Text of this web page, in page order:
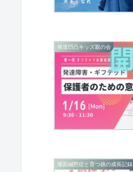
発達凹凸キッズ親の会
場面緘黙症と育つ娘の成長記録